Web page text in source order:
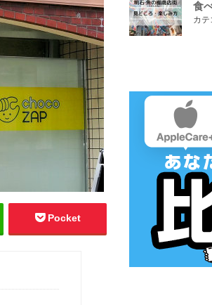
Pocket
食
カテ